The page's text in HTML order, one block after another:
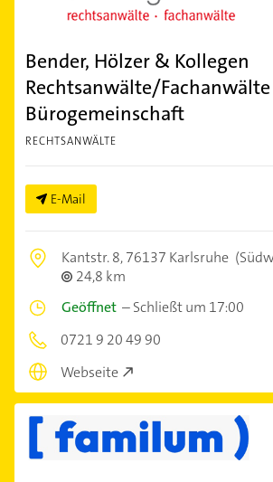
Bender, Hölzer & Kollegen
Rechtsanwälte/
Bürogemeinschaft
RECHTSANWÄLTE
E-Mail
Kantstr. 8,76137 Karlsruhe
24,8 km
Geöffnet –Schließt um 17:00
0721 9 20 49 90
Webseite